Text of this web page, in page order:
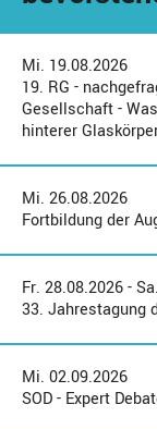
Mi. 19.08.2026
19. RG -
Gesellschaft -
hinterer
Mi. 26.08.2026
Fortbildung der
Fr. 28.08.2026 -
33. Jahrestagung
Mi. 02.09.2026
SOD - Expert